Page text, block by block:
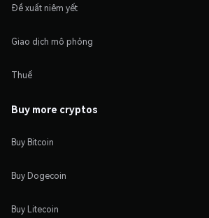
Đề xuất niêm yết
Giao dịch mô phỏng
Thuế
Buy more cryptos
Buy Bitcoin
Buy Dogecoin
Buy Litecoin